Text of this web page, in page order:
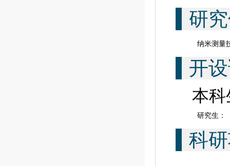
研
纳米测量
开
本科
研究生：
科